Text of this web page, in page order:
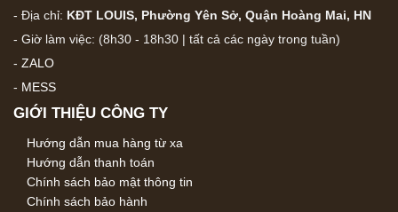
- Địa chỉ: KĐT LOUIS, Phường Yên Sở, Quận Hoàng Mai, HN
- Giờ làm việc: (8h30 - 18h30 | tất cả các ngày trong tuần)
- ZALO
- MESS
GIỚI THIỆU CÔNG TY
Hướng dẫn mua hàng từ xa
Hướng dẫn thanh toán
Chính sách bảo mật thông tin
Chính sách bảo hành